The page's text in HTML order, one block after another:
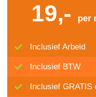
19,- per
Inclusief Arbeid
Inclusief BTW
Inclusief GRATIS